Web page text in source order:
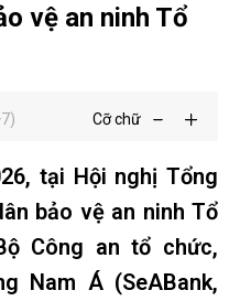
vệ an ninh Tổ
Cỡ chữ
tại Hội nghị Tổng
bảo vệ an ninh Tổ
Công an tổ chức,
Nam Á (SeABank,